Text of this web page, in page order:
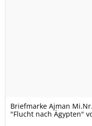
Briefmarke Ajman
"Flucht nach Ägypten"